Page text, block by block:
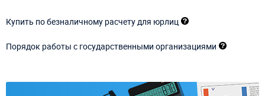
Купить по безналичному расчету для юрлиц
Порядок работы с государственными организациями